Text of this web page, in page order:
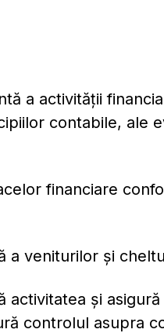
a activităţii
contabile, ale
financiare
a veniturilor şi
activitatea şi
controlul asupra